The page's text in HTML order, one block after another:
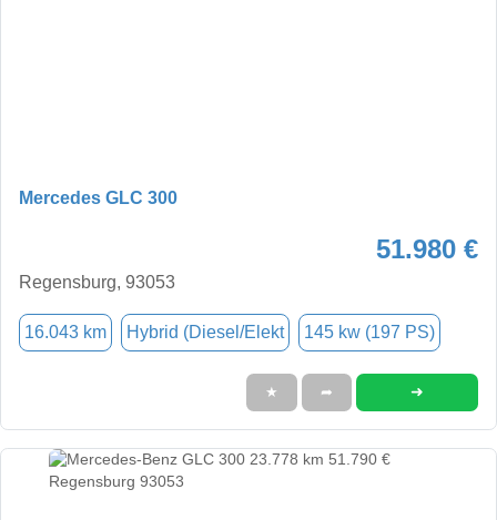
Mercedes GLC 300
51.980 €
Regensburg, 93053
16.043 km Hybrid (Diesel/Elekt 145 kw (197 PS)
★ ➦ ➜